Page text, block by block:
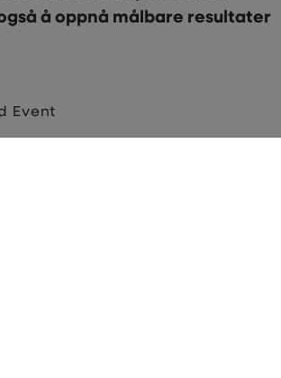
varmt anbefale Creative!